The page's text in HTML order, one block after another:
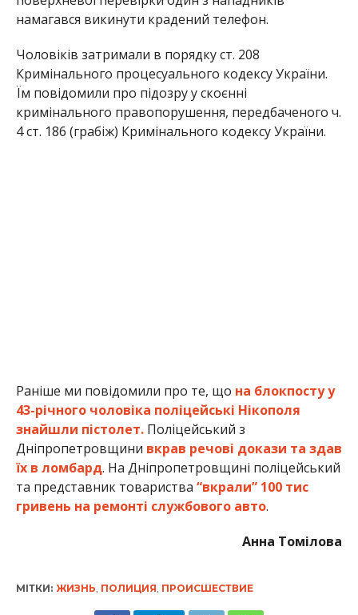
намагався викинути крадений телефон.
Чоловіків затримали в порядку ст. 208
Кримінального процесуального кодексу України.
Їм повідомили про підозру у скоєнні
кримінального правопорушення, передбаченого ч.
4 ст. 186 (грабіж) Кримінального кодексу України.
Раніше ми повідомили про те, що на блокпосту у
43-річного чоловіка поліцейські Нікополя
знайшли пістолет.Поліцейський з
Дніпропетровщини вкрав речові докази та здав
їх в ломбард. На Дніпропетровщині поліцейський
та представник товариства “вкрали” 100 тис
гривень на ремонті службового авто.
Анна Томілова
МІТКИ: ЖИЗНЬ, ПОЛИЦИЯ, ПРОИСШЕСТВИЕ